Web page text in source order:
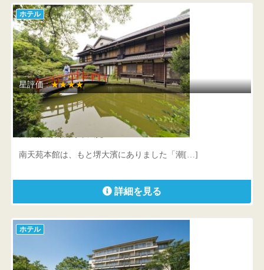
ホテル
星評価 :★★★★
あまみ温泉 南天苑
大阪府 河内長野市天見158
南天苑本館は、もと堺大濱にありました「潮[…]
詳細を見る
ホテル